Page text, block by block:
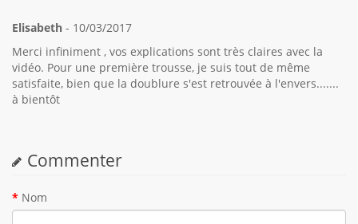
Elisabeth - 10/03/2017
Merci infiniment , vos explications sont très claires avec la
vidéo. Pour une première trousse, je suis tout de même
satisfaite, bien que la doublure s'est retrouvée à l'envers.......
à bientôt
Commenter
Nom